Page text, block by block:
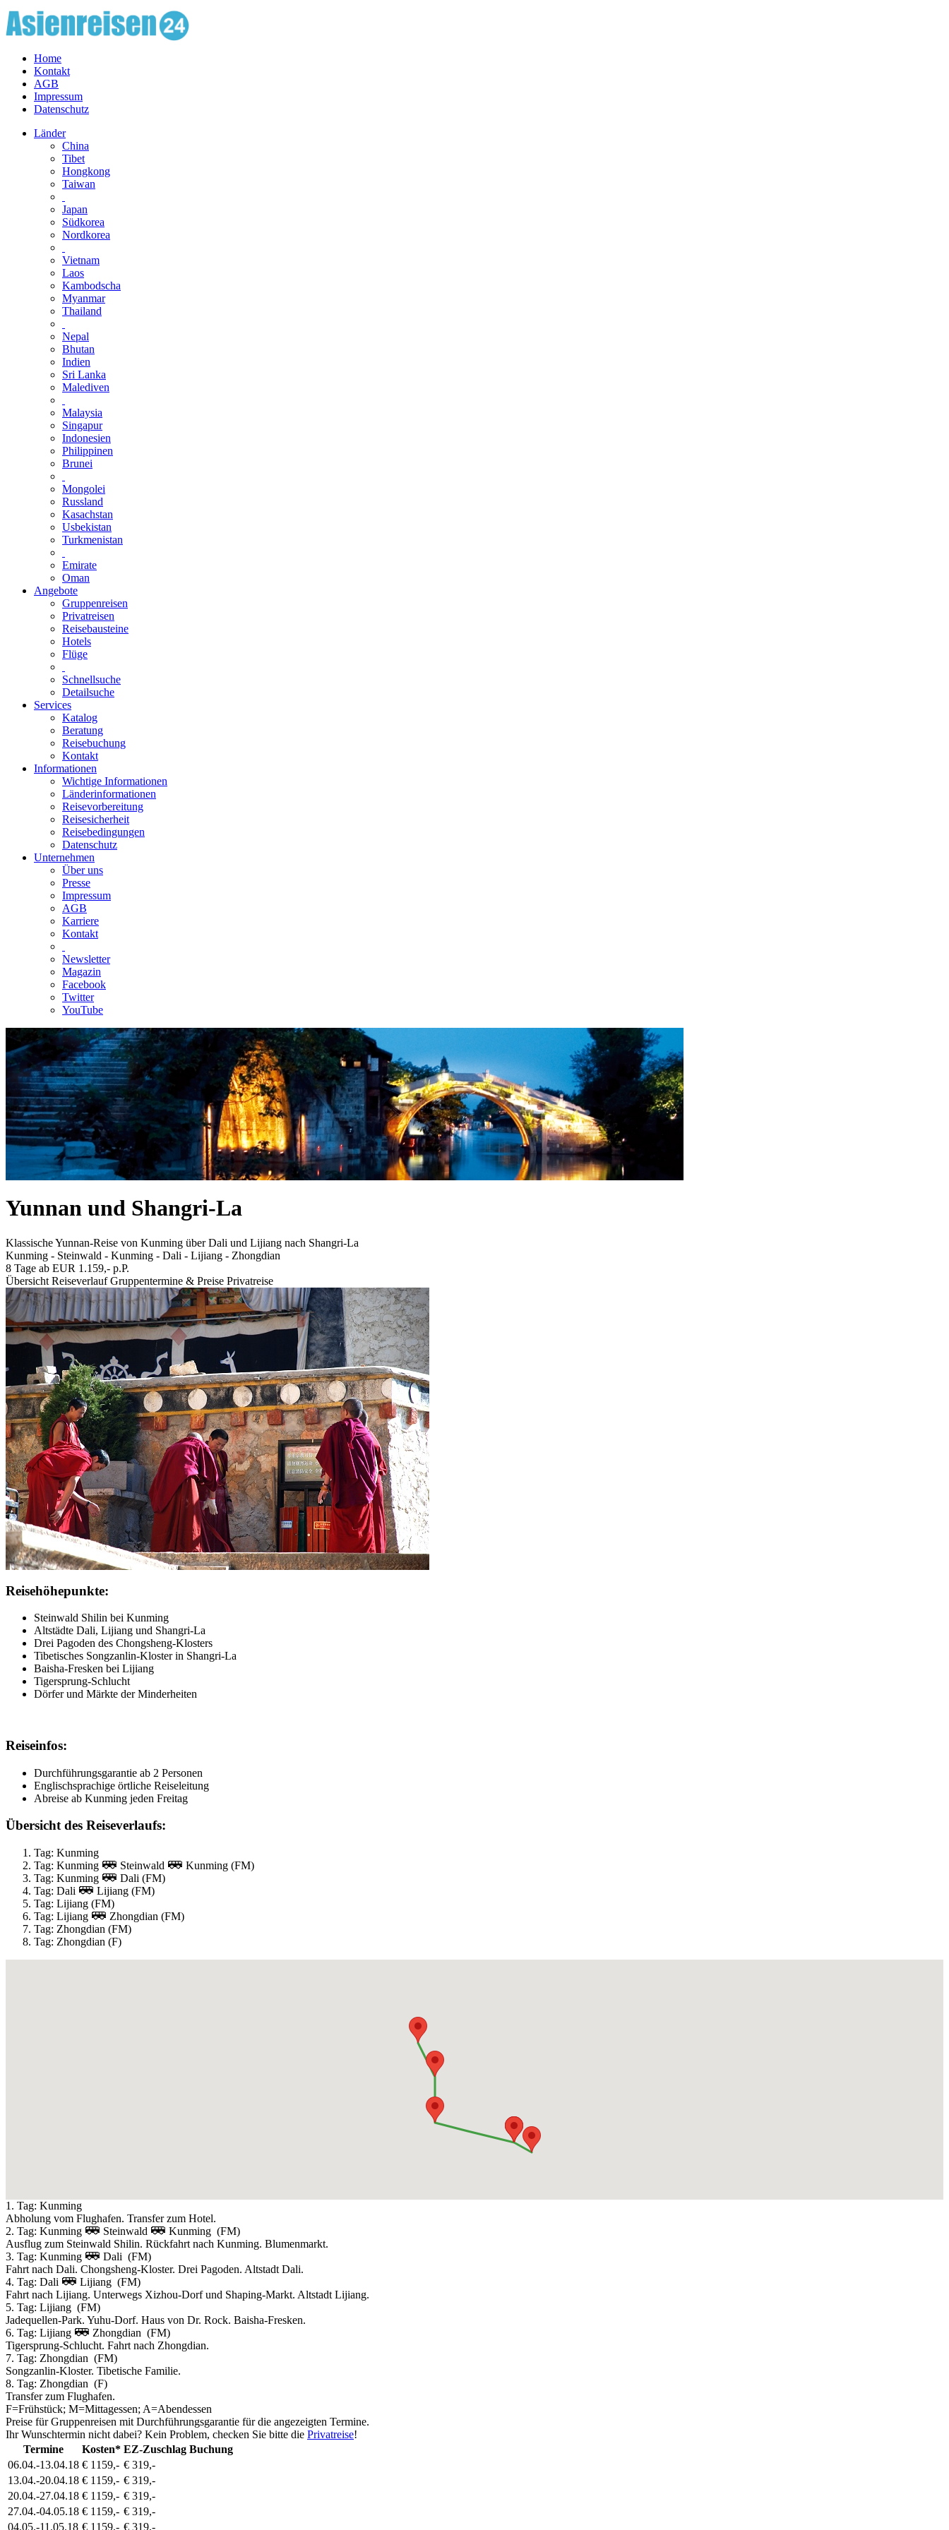
Home
Kontakt
AGB
Impressum
Datenschutz
Länder
China
Tibet
Hongkong
Taiwan
Japan
Südkorea
Nordkorea
Vietnam
Laos
Kambodscha
Myanmar
Thailand
Nepal
Bhutan
Indien
Sri Lanka
Malediven
Malaysia
Singapur
Indonesien
Philippinen
Brunei
Mongolei
Russland
Kasachstan
Usbekistan
Turkmenistan
Emirate
Oman
Angebote
Gruppenreisen
Privatreisen
Reisebausteine
Hotels
Flüge
Schnellsuche
Detailsuche
Services
Katalog
Beratung
Reisebuchung
Kontakt
Informationen
Wichtige Informationen
Länderinformationen
Reisevorbereitung
Reisesicherheit
Reisebedingungen
Datenschutz
Unternehmen
Über uns
Presse
Impressum
AGB
Karriere
Kontakt
Newsletter
Magazin
Facebook
Twitter
YouTube
Yunnan und Shangri-La
Klassische Yunnan-Reise von Kunming über Dali und Lijiang nach Shangri-La
Kunming - Steinwald - Kunming - Dali - Lijiang - Zhongdian
8 Tage ab EUR 1.159,- p.P.
Übersicht Reiseverlauf Gruppentermine & Preise Privatreise
Reisehöhepunkte:
Steinwald Shilin bei Kunming
Altstädte Dali, Lijiang und Shangri-La
Drei Pagoden des Chongsheng-Klosters
Tibetisches Songzanlin-Kloster in Shangri-La
Baisha-Fresken bei Lijiang
Tigersprung-Schlucht
Dörfer und Märkte der Minderheiten
Reiseinfos:
Durchführungsgarantie ab 2 Personen
Englischsprachige örtliche Reiseleitung
Abreise ab Kunming jeden Freitag
Übersicht des Reiseverlaufs:
Tag: Kunming
Tag: Kunming
Steinwald
Kunming (FM)
Tag: Kunming
Dali (FM)
Tag: Dali
Lijiang (FM)
Tag: Lijiang (FM)
Tag: Lijiang
Zhongdian (FM)
Tag: Zhongdian (FM)
Tag: Zhongdian (F)
1. Tag: Kunming
Abholung vom Flughafen. Transfer zum Hotel.
2. Tag: Kunming Steinwald Kunming (FM)
Ausflug zum Steinwald Shilin. Rückfahrt nach Kunming. Blumenmarkt.
3. Tag: Kunming Dali (FM)
Fahrt nach Dali. Chongsheng-Kloster. Drei Pagoden. Altstadt Dali.
4. Tag: Dali Lijiang (FM)
Fahrt nach Lijiang. Unterwegs Xizhou-Dorf und Shaping-Markt. Altstadt Lijiang.
5. Tag: Lijiang (FM)
Jadequellen-Park. Yuhu-Dorf. Haus von Dr. Rock. Baisha-Fresken.
6. Tag: Lijiang Zhongdian (FM)
Tigersprung-Schlucht. Fahrt nach Zhongdian.
7. Tag: Zhongdian (FM)
Songzanlin-Kloster. Tibetische Familie.
8. Tag: Zhongdian (F)
Transfer zum Flughafen.
F=Frühstück; M=Mittagessen; A=Abendessen
Preise für Gruppenreisen mit Durchführungsgarantie für die angezeigten Termine.
Ihr Wunschtermin nicht dabei? Kein Problem, checken Sie bitte die Privatreise!
Termine
Kosten* EZ-Zuschlag Buchung
06.04.-13.04.18 € 1159,- € 319,-
13.04.-20.04.18 € 1159,- € 319,-
20.04.-27.04.18 € 1159,- € 319,-
27.04.-04.05.18 € 1159,- € 319,-
04.05.-11.05.18 € 1159,- € 319,-